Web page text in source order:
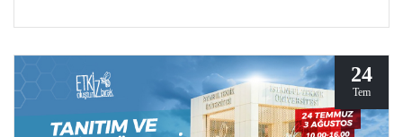
24
Tem